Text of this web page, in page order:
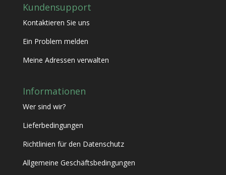
Kundensupport
Kontaktieren Sie uns
Ein Problem melden
Meine Adressen verwalten
Informationen
Wer sind wir?
Lieferbedingungen
Richtlinien für den Datenschutz
Allgemeine Geschäftsbedingungen